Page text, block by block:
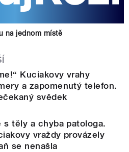
na jednom místě
Kuciakovy vrahy
a zapomenutý telefon.
svědek
s těly a chyba patologa.
vraždy provázely
se nenašla